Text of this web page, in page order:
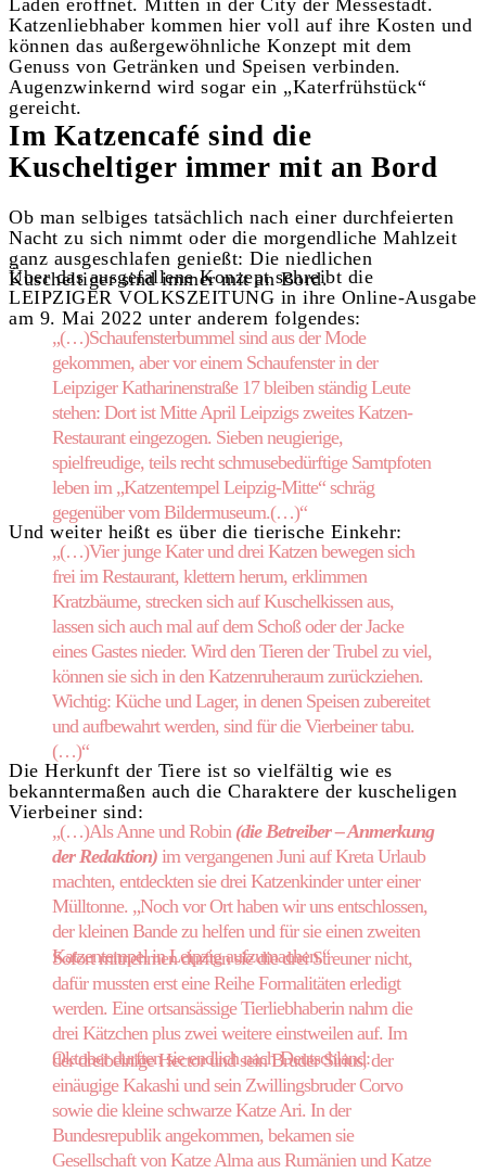
Laden eröffnet. Mitten in der City der Messestadt.
Katzenliebhaber kommen hier voll auf ihre Kosten und
können das außergewöhnliche Konzept mit dem
Genuss von Getränken und Speisen verbinden.
Augenzwinkernd wird sogar ein „Katerfrühstück“
gereicht.
Im Katzencafé sind die
Kuscheltiger immer mit an Bord
Ob man selbiges tatsächlich nach einer durchfeierten
Nacht zu sich nimmt oder die morgendliche Mahlzeit
ganz ausgeschlafen genießt: Die niedlichen
Kuscheltiger sind immer mit an Bord.
Über das ausgefallene Konzept schreibt die
LEIPZIGER VOLKSZEITUNG in ihre Online-Ausgabe
am 9. Mai 2022 unter anderem folgendes:
„(…)Schaufensterbummel sind aus der Mode
gekommen, aber vor einem Schaufenster in der
Leipziger Katharinenstraße 17 bleiben ständig Leute
stehen: Dort ist Mitte April Leipzigs zweites Katzen-
Restaurant eingezogen. Sieben neugierige,
spielfreudige, teils recht schmusebedürftige Samtpfoten
leben im „Katzentempel Leipzig-Mitte“ schräg
gegenüber vom Bildermuseum.(…)“
Und weiter heißt es über die tierische Einkehr:
„(…)Vier junge Kater und drei Katzen bewegen sich
frei im Restaurant, klettern herum, erklimmen
Kratzbäume, strecken sich auf Kuschelkissen aus,
lassen sich auch mal auf dem Schoß oder der Jacke
eines Gastes nieder. Wird den Tieren der Trubel zu viel,
können sie sich in den Katzenruheraum zurückziehen.
Wichtig: Küche und Lager, in denen Speisen zubereitet
und aufbewahrt werden, sind für die Vierbeiner tabu.
(…)“
Die Herkunft der Tiere ist so vielfältig wie es
bekanntermaßen auch die Charaktere der kuscheligen
Vierbeiner sind:
„(…)Als Anne und Robin (die Betreiber – Anmerkung
der Redaktion) im vergangenen Juni auf Kreta Urlaub
machten, entdeckten sie drei Katzenkinder unter einer
Mülltonne. „Noch vor Ort haben wir uns entschlossen,
der kleinen Bande zu helfen und für sie einen zweiten
Katzentempel in Leipzig aufzumachen.“
Sofort mitnehmen durften sie die drei Streuner nicht,
dafür mussten erst eine Reihe Formalitäten erledigt
werden. Eine ortsansässige Tierliebhaberin nahm die
drei Kätzchen plus zwei weitere einstweilen auf. Im
Oktober durften sie endlich nach Deutschland:
der dreibeinige Hector und sein Bruder Sirius, der
einäugige Kakashi und sein Zwillingsbruder Corvo
sowie die kleine schwarze Katze Ari. In der
Bundesrepublik angekommen, bekamen sie
Gesellschaft von Katze Alma aus Rumänien und Katze